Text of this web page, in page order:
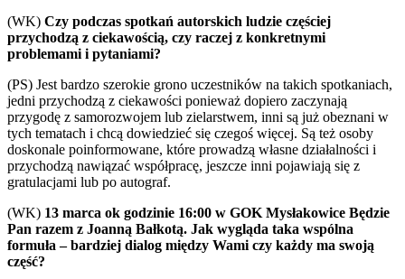
(WK) Czy podczas spotkań autorskich ludzie częściej
przychodzą z ciekawością, czy raczej z konkretnymi
problemami i pytaniami?
(PS) Jest bardzo szerokie grono uczestników na takich spotkaniach,
jedni przychodzą z ciekawości ponieważ dopiero zaczynają
przygodę z samorozwojem lub zielarstwem, inni są już obeznani w
tych tematach i chcą dowiedzieć się czegoś więcej. Są też osoby
doskonale poinformowane, które prowadzą własne działalności i
przychodzą nawiązać współpracę, jeszcze inni pojawiają się z
gratulacjami lub po autograf.
(WK) 13 marca ok godzinie 16:00 w GOK Mysłakowice Będzie
Pan razem z Joanną Bałkotą. Jak wygląda taka wspólna
formuła – bardziej dialog między Wami czy każdy ma swoją
część?